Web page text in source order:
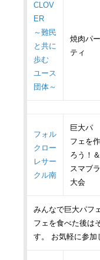
CLOV
ER
～難民
と共に
歩む
ユース
団体～
焼肉パー
ティ
フォル
クロー
レサー
クル南
巨大パ
フェを作
ろう！＆
スマブラ
大会
みんなで巨大パフ
フェを食べた後は
す。 お気軽に参加